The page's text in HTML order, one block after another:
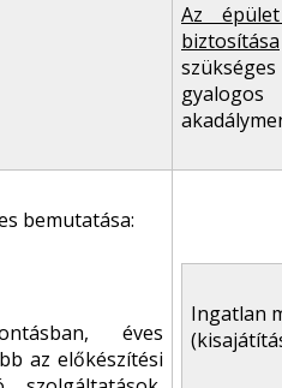
Az
biztosítása
bemutatása:
éves
az előkészítési
Ingatlan